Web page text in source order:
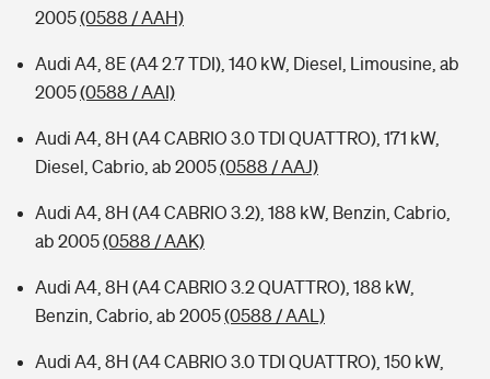
2005(0588 / AAH)
Audi A4, 8E (A4 2.7 TDI), 140 kW, Diesel, Limousine, ab
2005(0588 / AAI)
Audi A4, 8H (A4 CABRIO 3.0 TDI QUATTRO), 171 kW,
Diesel, Cabrio, ab 2005(0588 / AAJ)
Audi A4, 8H (A4 CABRIO 3.2), 188 kW, Benzin, Cabrio,
ab 2005(0588 / AAK)
Audi A4, 8H (A4 CABRIO 3.2 QUATTRO), 188 kW,
Benzin, Cabrio, ab 2005(0588 / AAL)
Audi A4, 8H (A4 CABRIO 3.0 TDI QUATTRO), 150 kW,